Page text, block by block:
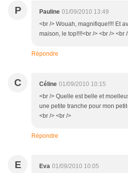
P Pauline 01/09/2010 13:49
<br /> Wouah, magnifique!!!! Et
maison, le top!!!!<br /> <br /> <br
Répondre
C Céline 01/09/2010 10:15
<br /> Quelle est belle et
une petite tranche pour mon
<br /> <br />
Répondre
E Eva 01/09/2010 10:05